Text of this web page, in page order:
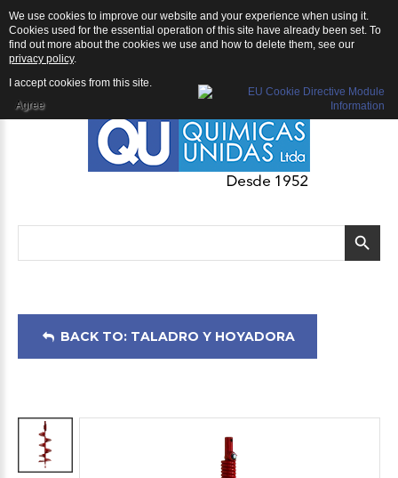
BACK TO: TALADRO Y HOYADORA
We use cookies to improve our website and your experience when using it.
Cookies used for the essential operation of this site have already been set. To
find out more about the cookies we use and how to delete them, see our
privacy policy.
I accept cookies from this site.
Agree
Taladro y Hoyadora: Broca para Hoyadora ECHO